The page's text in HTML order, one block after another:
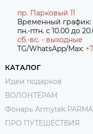
пр. Парковый 11
Временный график:
пн.-птн. с 10.00 до
сб.-вс. - выходные
TG/WhatsApp/Max: +7
КАТАЛОГ
Идеи подарков
ВОЛОНТЁРАМ
Фонарь Armytek PARMA
ПРО ПУТЕШЕСТВИЯ